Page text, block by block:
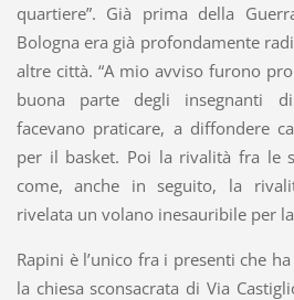
quartiere”. Già prima della
Bologna era già profondamente
altre città. “A mio avviso furono
buona parte degli insegnanti
facevano praticare, a diffondere
per il basket. Poi la rivalità fra le
come, anche in seguito, la
rivelata un volano inesauribile per
Rapini è l’unico fra i presenti che
la chiesa sconsacrata di Via